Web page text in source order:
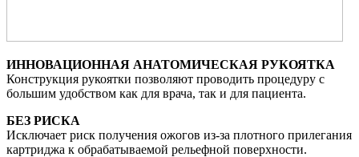
ИННОВАЦИОННАЯ АНАТОМИЧЕСКАЯ РУКОЯТКА
Конструкция рукоятки позволяют проводить процедуру с
большим удобством как для врача, так и для пациента.
БЕЗ РИСКА
Исключает риск получения ожогов из-за плотного прилегания
картриджа к обрабатываемой рельефной поверхности.